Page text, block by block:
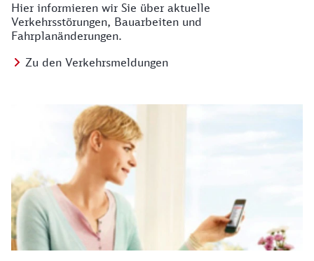
Hier informieren wir Sie über aktuelle
Verkehrsstörungen, Bauarbeiten und
Fahrplanänderungen.
Zu den Verkehrsmeldungen